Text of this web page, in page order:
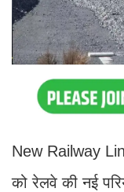
New Railway
को रेलवे की नई